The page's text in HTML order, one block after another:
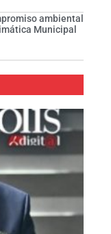
ambiental
Municipal